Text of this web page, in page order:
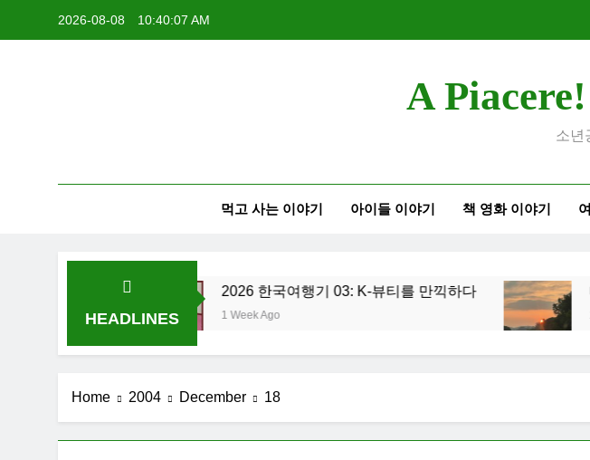
2026-08-08 10:40:07 AM
A
소년
먹고 사는 이야기 아이들 이야기 책 영화 이야기
HEADLINES
2026 한국여행기 03: K-뷰티를 만끽하다
1 Week Ago
대
2
Home 2004 December 18